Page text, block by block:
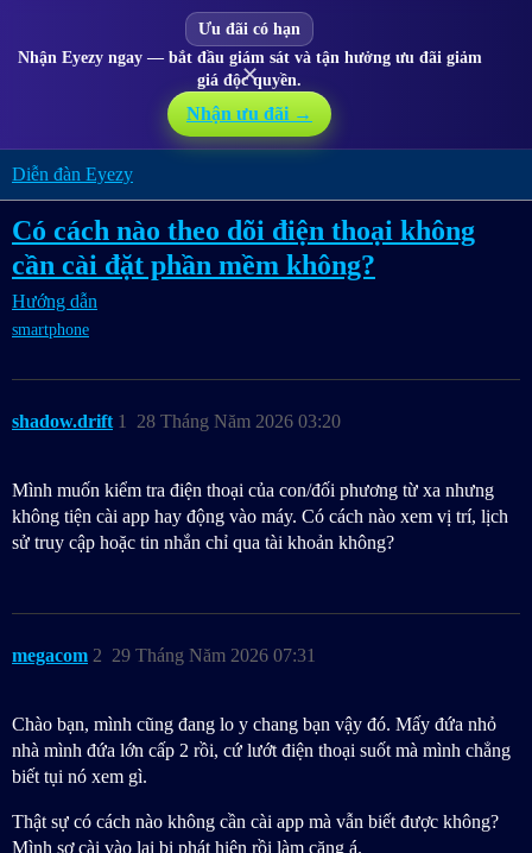
Ưu đãi có hạn
Nhận Eyezy ngay — bắt đầu giám sát và tận hưởng ưu đãi giảm
giá độc quyền.
Nhận ưu đãi →
✕
Diễn đàn Eyezy
Có cách nào theo dõi điện thoại không
cần cài đặt phần mềm không?
Hướng dẫn
smartphone
shadow.drift 28 Tháng Năm 2026 03:20
1
Mình muốn kiểm tra điện thoại của con/đối phương từ xa nhưng
không tiện cài app hay động vào máy. Có cách nào xem vị trí, lịch
sử truy cập hoặc tin nhắn chỉ qua tài khoản không?
megacom 29 Tháng Năm 2026 07:31
2
Chào bạn, mình cũng đang lo y chang bạn vậy đó. Mấy đứa nhỏ
nhà mình đứa lớn cấp 2 rồi, cứ lướt điện thoại suốt mà mình chẳng
biết tụi nó xem gì.
Thật sự có cách nào không cần cài app mà vẫn biết được không?
Mình sợ cài vào lại bị phát hiện rồi làm căng á.